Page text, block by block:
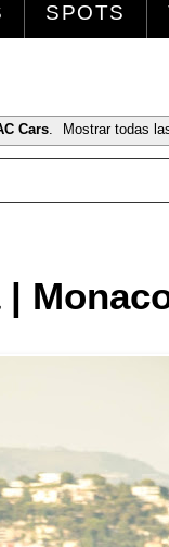
SPOTS
Cars. Mostrar todas
|